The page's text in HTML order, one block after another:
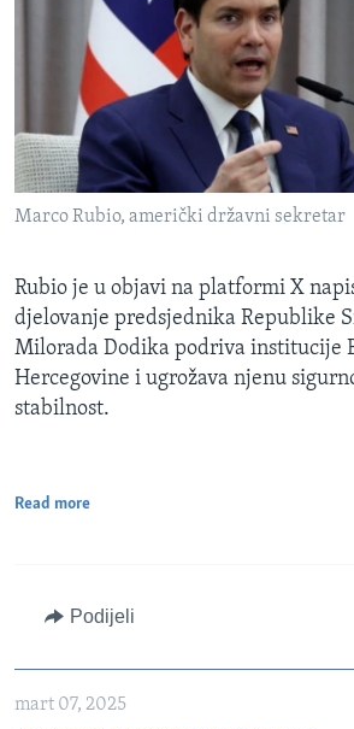
Marco Rubio, američki državni sekretar
Rubio je u objavi na platformi X
djelovanje predsjednika Republike
Milorada Dodika podriva institucije
Hercegovine i ugrožava njenu
stabilnost.
Read more
Podijeli
mart 07, 2025